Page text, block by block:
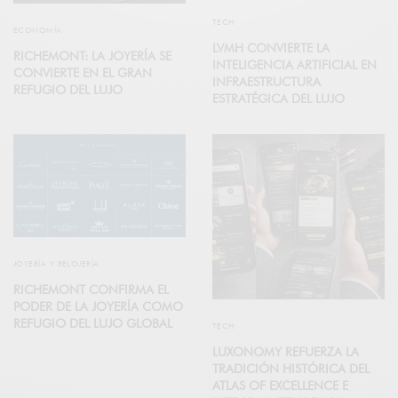
ECONOMÍA
RICHEMONT: LA JOYERÍA SE
CONVIERTE EN EL GRAN
REFUGIO DEL LUJO
TECH
LVMH CONVIERTE LA
INTELIGENCIA ARTIFICIAL EN
INFRAESTRUCTURA
ESTRATÉGICA DEL LUJO
JOYERÍA Y RELOJERÍA
RICHEMONT CONFIRMA EL
PODER DE LA JOYERÍA COMO
REFUGIO DEL LUJO GLOBAL
TECH
LUXONOMY REFUERZA LA
TRADICIÓN HISTÓRICA DEL
ATLAS OF EXCELLENCE E